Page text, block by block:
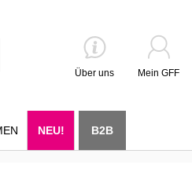
Über uns Mein GFF
NEU! B2B